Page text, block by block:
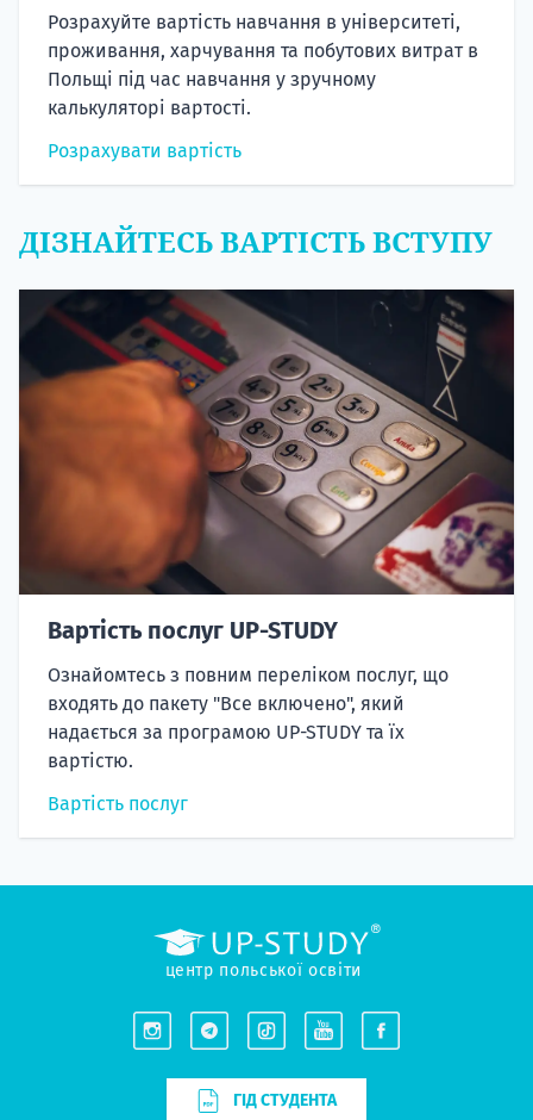
Розрахуйте вартість навчання в університеті,
проживання, харчування та побутових витрат в
Польщі під час навчання у зручному
калькуляторі вартості.
Розрахувати вартість
ДІЗНАЙТЕСЬ ВАРТІСТЬ ВСТУПУ
Вартість послуг UP-STUDY
Ознайомтесь з повним переліком послуг, що
входять до пакету "Все включено", який
надається за програмою UP-STUDY та їх
вартістю.
Вартість послуг
центр польської освіти
ГІД СТУДЕНТА